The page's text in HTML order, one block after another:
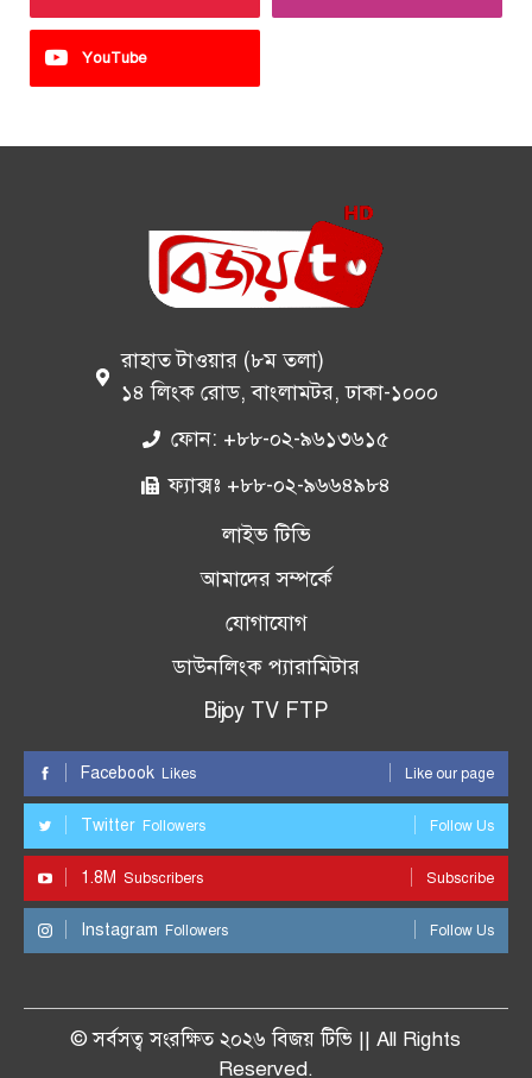
YouTube
রাহাত টাওয়ার (৮ম তলা)
১৪ লিংক রোড, বাংলামটর, ঢাকা-১০০০
ফোন: +৮৮-০২-৯৬১৩৬১৫
ফ্যাক্সঃ +৮৮-০২-৯৬৬৪৯৮৪
লাইভ টিভি
আমাদের সম্পর্কে
যোগাযোগ
ডাউনলিংক প্যারামিটার
Bijoy TV FTP
Facebook Likes Like our page
Twitter Followers Follow Us
1.8M Subscribers Subscribe
Instagram Followers Follow Us
© সর্বসত্ব সংরক্ষিত ২০২৬ বিজয় টিভি || All Rights
Reserved.